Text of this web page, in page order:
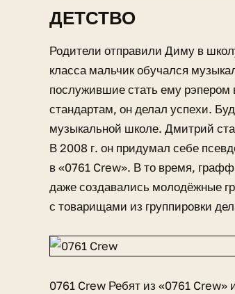
ДЕТСТВО
Родители отправили Диму в
класса мальчик обучался
послужившие стать ему
стандартам, он делал успехи.
музыкальной школе. Дмитрий
В 2008 г. он придумал себе
в «0761 Crew». В то время,
даже создавались молодёжные
с товарищами из группировки
0761 Crew Ребят из «0761